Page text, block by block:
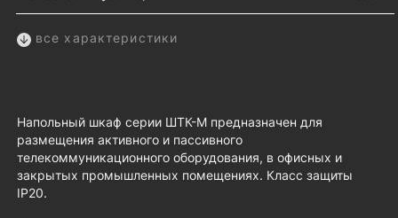
все характеристики
Напольный шкаф серии ШТК-М предназначен для
размещения активного и пассивного
телекоммуникационного оборудования, в офисных и
закрытых промышленных помещениях. Класс защиты
IP20.